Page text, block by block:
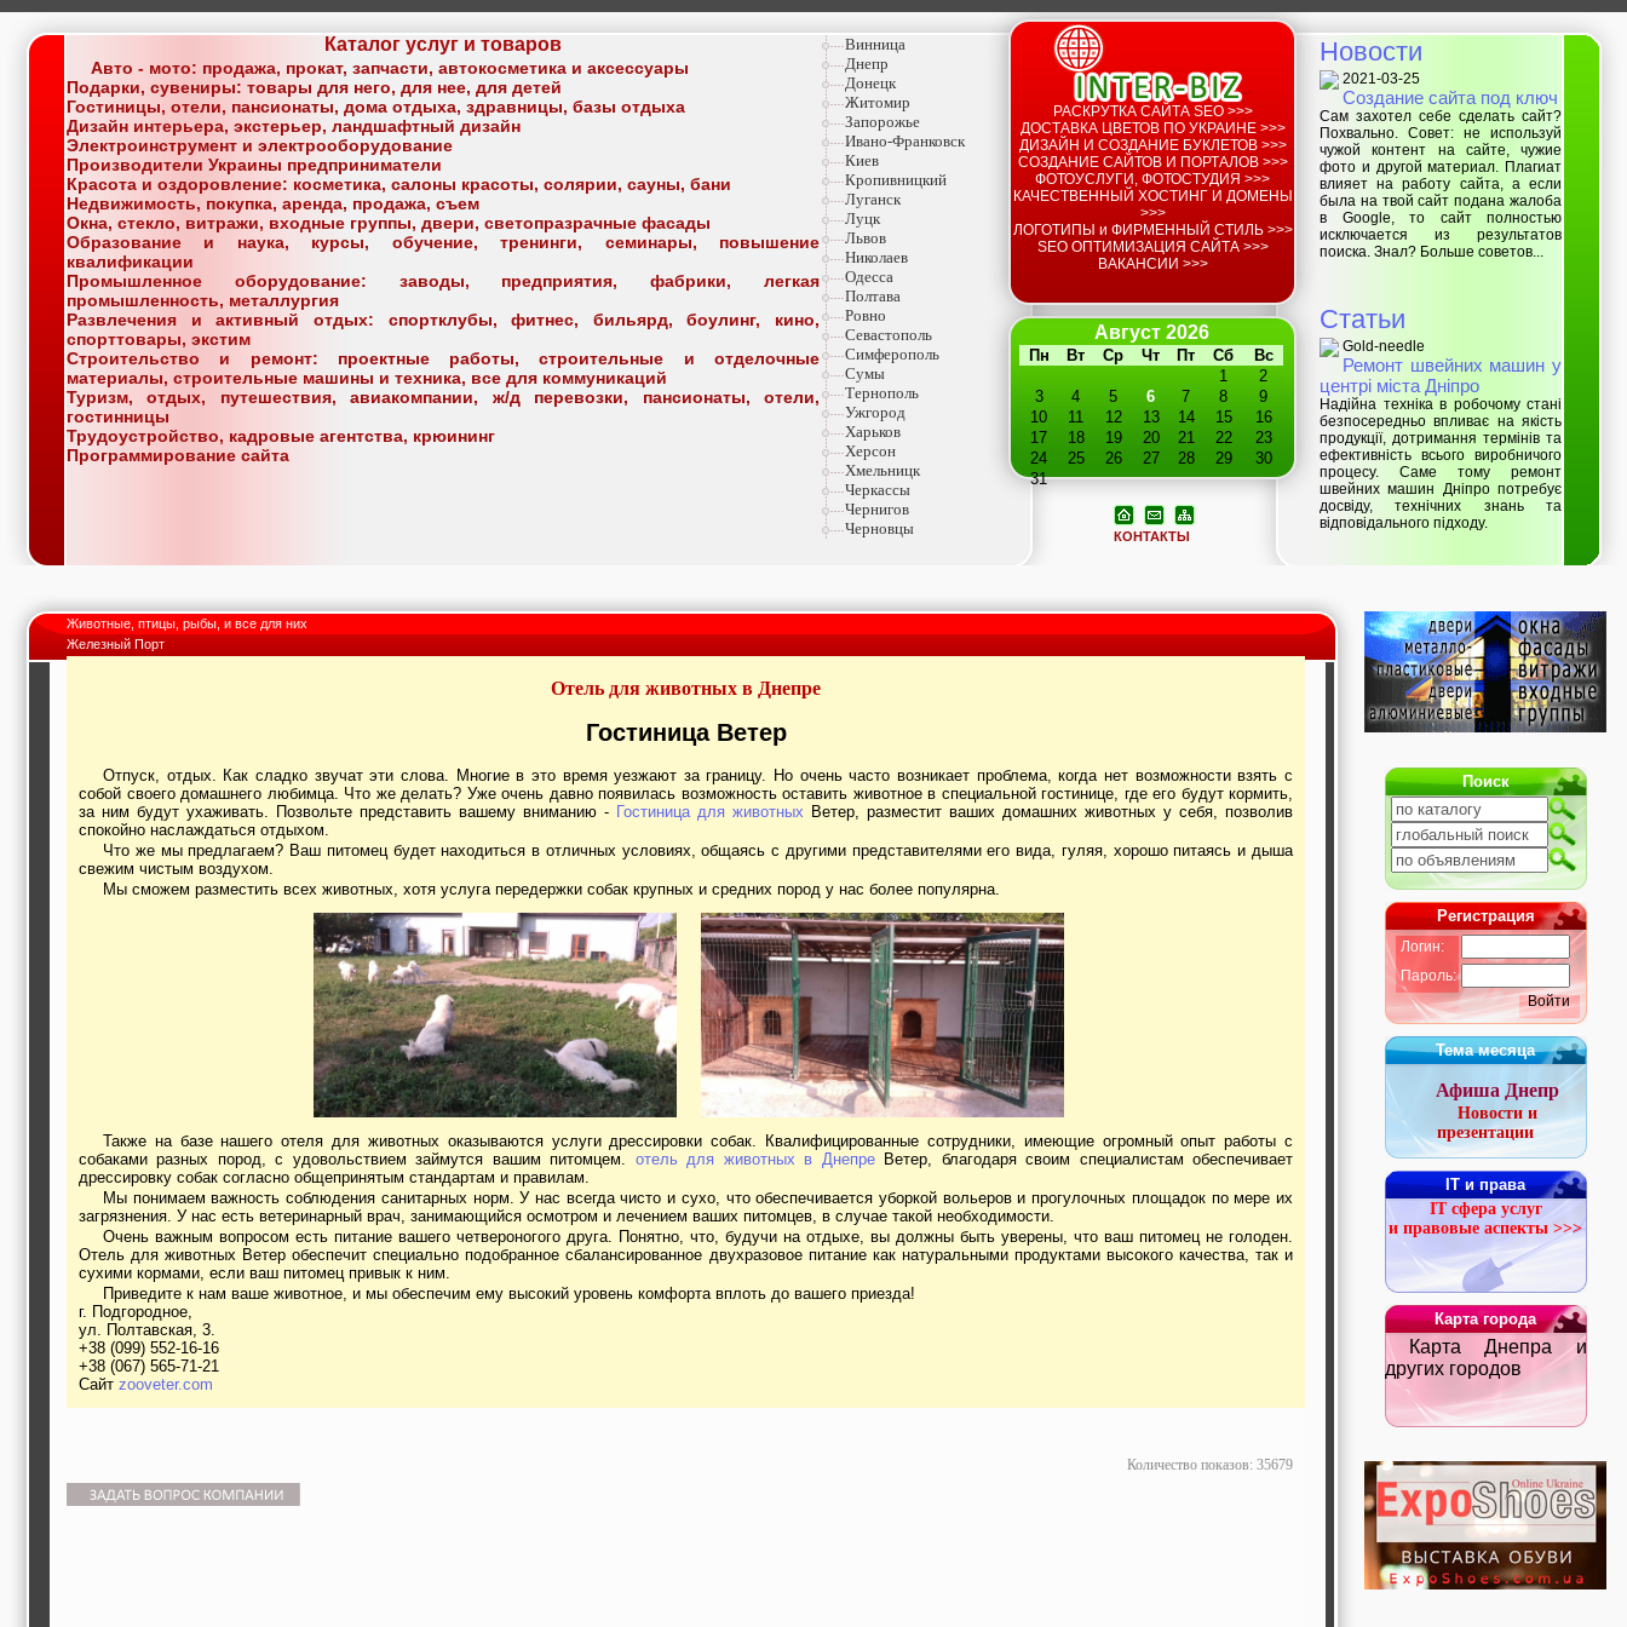
Каталог услуг и товаров
Авто - мото: продажа, прокат, запчасти, автокосметика и аксессуары
Подарки, сувениры: товары для него, для нее, для детей
Гостиницы, отели, пансионаты, дома отдыха, здравницы, базы отдыха
Дизайн интерьера, экстерьер, ландшафтный дизайн
Электроинструмент и электрооборудование
Производители Украины предприниматели
Красота и оздоровление: косметика, салоны красоты, солярии, сауны, бани
Недвижимость, покупка, аренда, продажа, съем
Окна, стекло, витражи, входные группы, двери, светопразрачные фасады
Образование и наука, курсы, обучение, тренинги, семинары, повышение
квалификации
Промышленное оборудование: заводы, предприятия, фабрики, легкая
промышленность, металлургия
Развлечения и активный отдых: спортклубы, фитнес, бильярд, боулинг, кино,
спорттовары, экстим
Строительство и ремонт: проектные работы, строительные и отделочные
материалы, строительные машины и техника, все для коммуникаций
Туризм, отдых, путешествия, авиакомпании, ж/д перевозки, пансионаты, отели,
гостинницы
Трудоустройство, кадровые агентства, крюининг
Программирование сайта
Винница
Днепр
Донецк
Житомир
Запорожье
Ивано-Франковск
Киев
Кропивницкий
Луганск
Луцк
Львов
Николаев
Одесса
Полтава
Ровно
Севастополь
Симферополь
Сумы
Тернополь
Ужгород
Харьков
Херсон
Хмельницк
Черкассы
Чернигов
Черновцы
РАСКРУТКА САЙТА SEO >>>
ДОСТАВКА ЦВЕТОВ ПО УКРАИНЕ >>>
ДИЗАЙН И СОЗДАНИЕ БУКЛЕТОВ >>>
СОЗДАНИЕ САЙТОВ И ПОРТАЛОВ >>>
ФОТОУСЛУГИ, ФОТОСТУДИЯ >>>
КАЧЕСТВЕННЫЙ ХОСТИНГ И ДОМЕНЫ
>>>
ЛОГОТИПЫ и ФИРМЕННЫЙ СТИЛЬ >>>
SEO ОПТИМИЗАЦИЯ САЙТА >>>
ВАКАНСИИ >>>
Август 2026
Пн Вт Ср Чт Пт Сб
Вс
1
2
3
4 5 6 7 8
9
10
11 12 13 14 15
16
17
18 19 20 21 22
23
24
25 26 27 28 29
30
31
КОНТАКТЫ
Новости
2021-03-25
Создание сайта под ключ
Сам захотел себе сделать сайт?
Похвально. Совет: не используй
чужой контент на сайте, чужие
фото и другой материал. Плагиат
влияет на работу сайта, а если
была на твой сайт подана жалоба
в Google, то сайт полностью
исключается из результатов
поиска. Знал? Больше советов...
Статьи
Gold-needle
Ремонт швейних машин у
центрі міста Дніпро
Надійна техніка в робочому стані
безпосередньо впливає на якість
продукції, дотримання термінів та
ефективність всього виробничого
процесу. Саме тому ремонт
швейних машин Дніпро потребує
досвіду, технічних знань та
відповідального підходу.
Животные, птицы, рыбы, и все для них
Железный Порт
Отель для животных в Днепре
Гостиница Ветер
Отпуск, отдых. Как сладко звучат эти слова. Многие в это время уезжают за границу. Но очень часто возникает проблема, когда нет возможности взять с
собой своего домашнего любимца. Что же делать? Уже очень давно появилась возможность оставить животное в специальной гостинице, где его будут кормить,
за ним будут ухаживать. Позвольте представить вашему вниманию - Гостиница для животных Ветер, разместит ваших домашних животных у себя, позволив
спокойно наслаждаться отдыхом.
Что же мы предлагаем? Ваш питомец будет находиться в отличных условиях, общаясь с другими представителями его вида, гуляя, хорошо питаясь и дыша
свежим чистым воздухом.
Мы сможем разместить всех животных, хотя услуга передержки собак крупных и средних пород у нас более популярна.
Также на базе нашего отеля для животных оказываются услуги дрессировки собак. Квалифицированные сотрудники, имеющие огромный опыт работы с
собаками разных пород, с удовольствием займутся вашим питомцем. отель для животных в ДнепреВетер, благодаря своим специалистам обеспечивает
дрессировку собак согласно общепринятым стандартам и правилам.
Мы понимаем важность соблюдения санитарных норм. У нас всегда чисто и сухо, что обеспечивается уборкой вольеров и прогулочных площадок по мере их
загрязнения. У нас есть ветеринарный врач, занимающийся осмотром и лечением ваших питомцев, в случае такой необходимости.
Очень важным вопросом есть питание вашего четвероногого друга. Понятно, что, будучи на отдыхе, вы должны быть уверены, что ваш питомец не голоден.
Отель для животных Ветер обеспечит специально подобранное сбалансированное двухразовое питание как натуральными продуктами высокого качества, так и
сухими кормами, если ваш питомец привык к ним.
Приведите к нам ваше животное, и мы обеспечим ему высокий уровень комфорта вплоть до вашего приезда!
г. Подгородное,
ул. Полтавская, 3.
+38 (099) 552-16-16
+38 (067) 565-71-21
Сайт zooveter.com
Количество показов: 35679
Поиск
Регистрация
Логин:
Пароль:
Войти
Тема месяца
Афиша Днепр
Новости и
презентации
IT и права
IT сфера услуг
и правовые аспекты >>>
Карта города
Карта Днепра и
других городов